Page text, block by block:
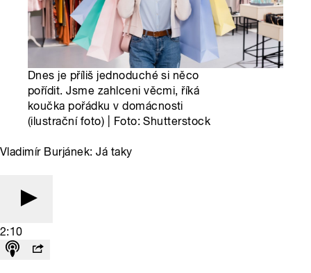
Dnes je příliš jednoduché si něco
pořídit. Jsme zahlceni věcmi, říká
koučka pořádku v domácnosti
(ilustrační foto) | Foto: Shutterstock
Vladimír Burjánek: Já taky
2:10